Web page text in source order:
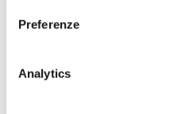
raccogliere
geografica, con
Preferenze
Analytics